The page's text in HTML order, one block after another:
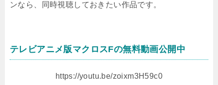
ンなら、同時視聴しておきたい作品です。
テレビアニメ版マクロスFの無料動画公開中
https://youtu.be/zoixm3H59c0